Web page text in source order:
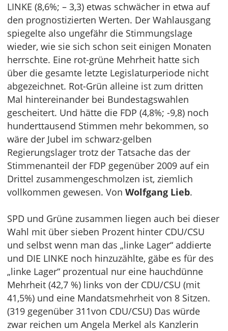
LINKE (8,6%; – 3,3) etwas schwächer in etwa auf
den prognostizierten Werten. Der Wahlausgang
spiegelte also ungefähr die Stimmungslage
wieder, wie sie sich schon seit einigen Monaten
herrschte. Eine rot-grüne Mehrheit hatte sich
über die gesamte letzte Legislaturperiode nicht
abgezeichnet. Rot-Grün alleine ist zum dritten
Mal hintereinander bei Bundestagswahlen
gescheitert. Und hätte die FDP (4,8%; -9,8) noch
hunderttausend Stimmen mehr bekommen, so
wäre der Jubel im schwarz-gelben
Regierungslager trotz der Tatsache das der
Stimmenanteil der FDP gegenüber 2009 auf ein
Drittel zusammengeschmolzen ist, ziemlich
vollkommen gewesen. Von Wolfgang Lieb.
SPD und Grüne zusammen liegen auch bei dieser
Wahl mit über sieben Prozent hinter CDU/CSU
und selbst wenn man das „linke Lager“ addierte
und DIE LINKE noch hinzuzählte, gäbe es für des
„linke Lager“ prozentual nur eine hauchdünne
Mehrheit (42,7 %) links von der CDU/CSU (mit
41,5%) und eine Mandatsmehrheit von 8 Sitzen.
(319 gegenüber 311von CDU/CSU) Das würde
zwar reichen um Angela Merkel als Kanzlerin